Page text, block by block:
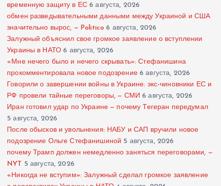
временную защиту в ЕС 6 августа, 2026
обмен разведывательными данными между Украиной и США
значительно вырос, — Politico 6 августа, 2026
Залужный объяснил свое громкое заявление о вступлении
Украины в НАТО 6 августа, 2026
«Мне нечего было и нечего скрывать»: Стефанишина
прокомментировала новое подозрение 6 августа, 2026
Говорили о завершении войны в Украине: экс-чиновники ЕС и
РФ провели тайные переговоры, — СМИ 6 августа, 2026
Иран готовил удар по Украине — почему Тегеран передумал
5 августа, 2026
После обысков и увольнения: НАБУ и САП вручили новое
подозрение Ольге Стефанишиной 5 августа, 2026
почему Трамп должен немедленно заняться переговорами, —
NYT 5 августа, 2026
«Никогда не вступим»: Залужный сделал громкое заявление